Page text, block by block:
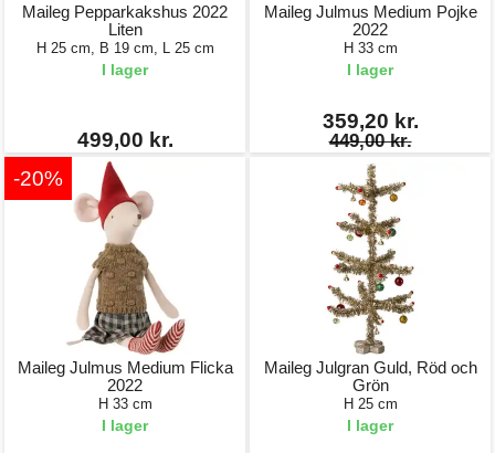
Maileg Pepparkakshus 2022
Liten
H 25 cm, B 19 cm, L 25 cm
I lager
499,00 kr.
Maileg Julmus Medium Pojke
2022
H 33 cm
I lager
359,20 kr.
449,00 kr.
-20%
Maileg Julmus Medium Flicka
2022
H 33 cm
I lager
Maileg Julgran Guld, Röd och
Grön
H 25 cm
I lager